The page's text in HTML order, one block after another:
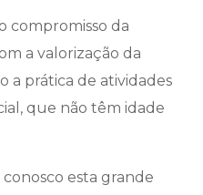
compromisso da
a valorização da
a prática de atividades
que não têm idade
esta grande